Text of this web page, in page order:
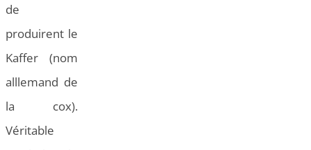
de
produirent le
Kaffer (nom
alllemand de
la cox).
Véritable